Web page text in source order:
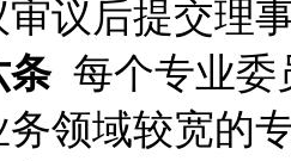
议后提交理
条每个专业委
领域较宽的